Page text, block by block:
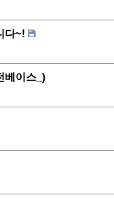
다~!
베이스_)